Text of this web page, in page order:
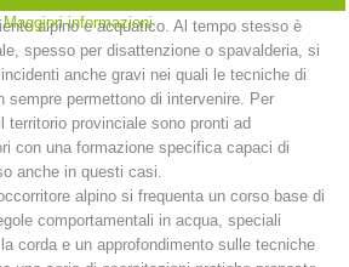
alpino e acquatico. Al tempo stesso è
spesso per disattenzione o spavalderia, si
anche gravi nei quali le tecniche di
sempre permettono di intervenire. Per
provinciale sono pronti ad
con una formazione specifica capaci di
anche in questi casi.
alpino si frequenta un corso base di
comportamentali in acqua, speciali
corda e un approfondimento sulle tecniche
Maggiori informazioni